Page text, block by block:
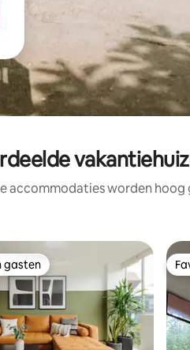
accommodaties worden
gasten
gasten